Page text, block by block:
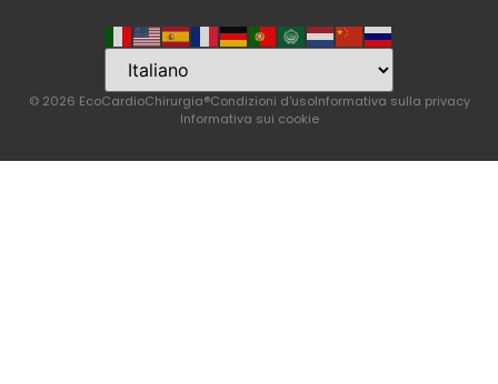
© 2026 EcoCardioChirurgia®Condizioni d'usoInformativa sulla privacy
Informativa sui cookie